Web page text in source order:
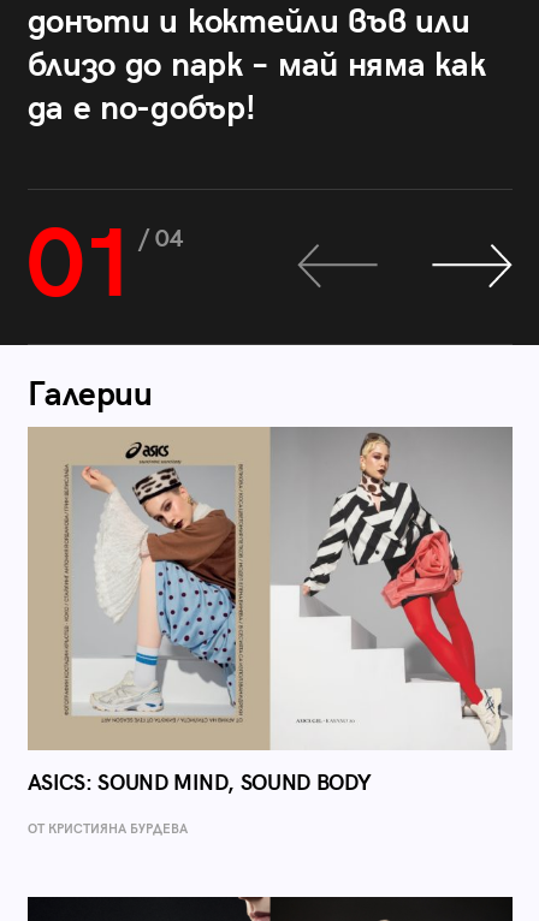
донъти и коктейли във или
близо до парк – май няма как
да е по-добър!
01 / 04
Галерии
ASICS: SOUND MIND, SOUND BODY
ОТ КРИСТИЯНА БУРДЕВА